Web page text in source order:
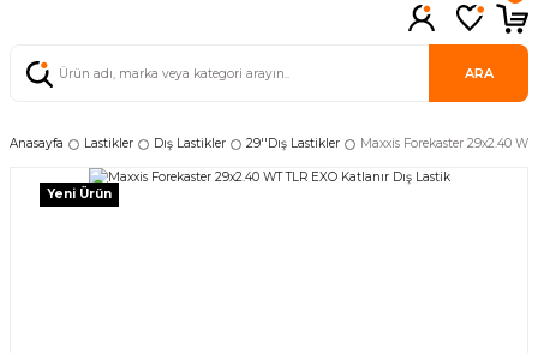
ARA
Anasayfa Lastikler Dış Lastikler 29''Dış Lastikler Maxxis Forekaster 29x2.40
Yeni Ürün